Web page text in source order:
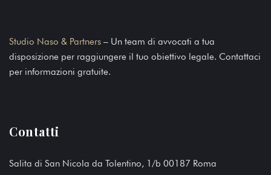
Studio Naso & Partners – Un team di avvocati a tua
disposizione per raggiungere il tuo obiettivo legale. Contattaci
per informazioni gratuite.
Contatti
Salita di San Nicola da Tolentino, 1/b 00187 Roma